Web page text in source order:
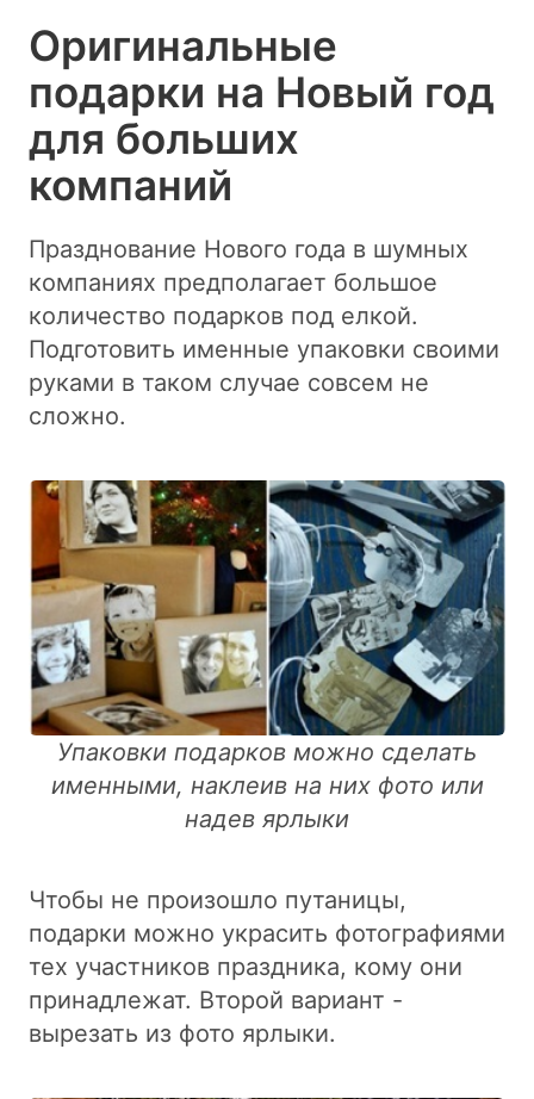
Оригинальные
подарки на Новый год
для больших
компаний
Празднование Нового года в шумных
компаниях предполагает большое
количество подарков под елкой.
Подготовить именные упаковки своими
руками в таком случае совсем не
сложно.
Упаковки подарков можно сделать
именными, наклеив на них фото или
надев ярлыки
Чтобы не произошло путаницы,
подарки можно украсить фотографиями
тех участников праздника, кому они
принадлежат. Второй вариант -
вырезать из фото ярлыки.